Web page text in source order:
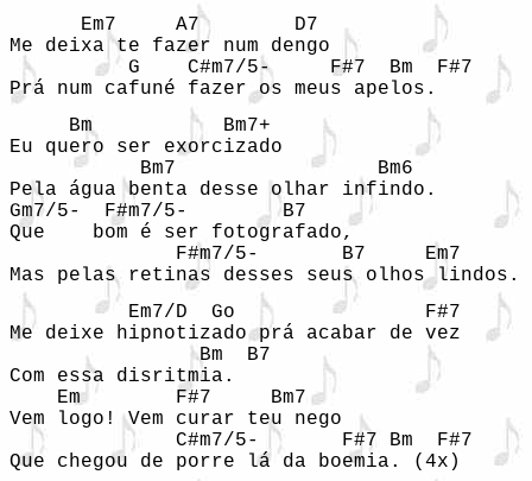
      Em7     A7        D7
Me deixa te fazer num dengo
          G    C#m7/5-     F#7  Bm  F#7
Prá num cafuné fazer os meus apelos.
     Bm           Bm7+
Eu quero ser exorcizado
           Bm7                 Bm6
Pela água benta desse olhar infindo.
Gm7/5-  F#m7/5-        B7
Que    bom é ser fotografado,
              F#m7/5-       B7     Em7
Mas pelas retinas desses seus olhos lindos.
          Em7/D  Go                F#7
Me deixe hipnotizado prá acabar de vez
                Bm  B7
Com essa disritmia.
    Em        F#7     Bm7
Vem logo! Vem curar teu nego
              C#m7/5-       F#7 Bm  F#7
Que chegou de porre lá da boemia. (4x)